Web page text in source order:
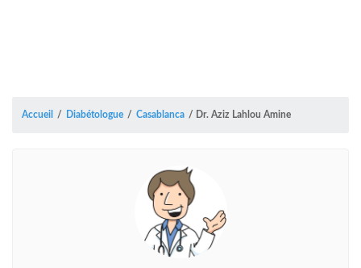
Accueil / Diabétologue / Casablanca / Dr. Aziz Lahlou Amine